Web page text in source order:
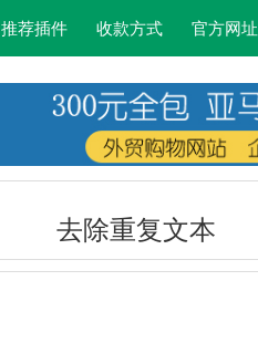
推荐插件 收款方式 官方网址
去除重复文本